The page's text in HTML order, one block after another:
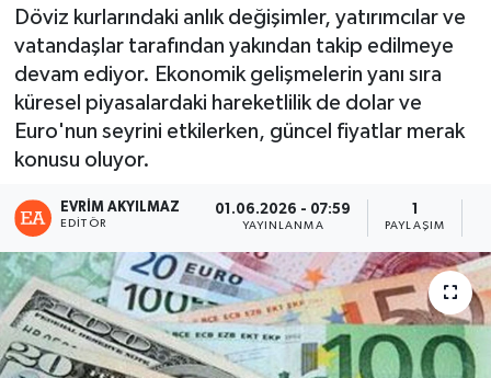
Döviz kurlarındaki anlık değişimler, yatırımcılar ve
vatandaşlar tarafından yakından takip edilmeye
devam ediyor. Ekonomik gelişmelerin yanı sıra
küresel piyasalardaki hareketlilik de dolar ve
Euro'nun seyrini etkilerken, güncel fiyatlar merak
konusu oluyor.
EVRIM AKYILMAZ
EDITÖR
01.06.2026 - 07:59
YAYINLANMA PAYLAŞIM
Son Dakika Haberleri
Haber Arşivi